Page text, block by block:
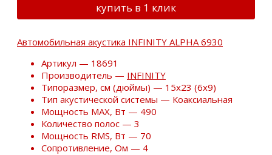
купить в 1 клик
Автомобильная акустика INFINITY ALPHA 6930
Артикул — 18691
Производитель — INFINITY
Типоразмер, см (дюймы) — 15х23 (6х9)
Тип акустической системы — Коаксиальная
Мощность MAX, Вт — 490
Количество полос — 3
Мощность RMS, Вт — 70
Сопротивление, Ом — 4